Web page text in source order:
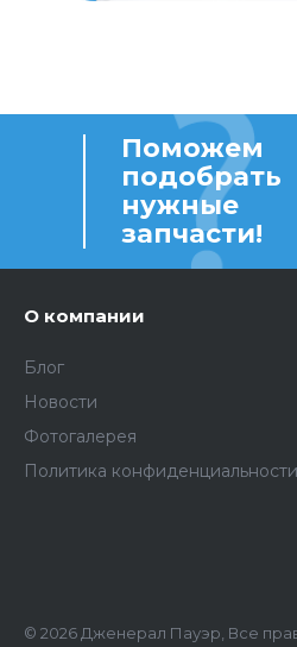
Поможем
подобрать
нужные
запчасти!
О компании
Блог
Новости
Фотогалерея
Политика конфиденциальности
© 2026 Дженерал Пауэр, Все